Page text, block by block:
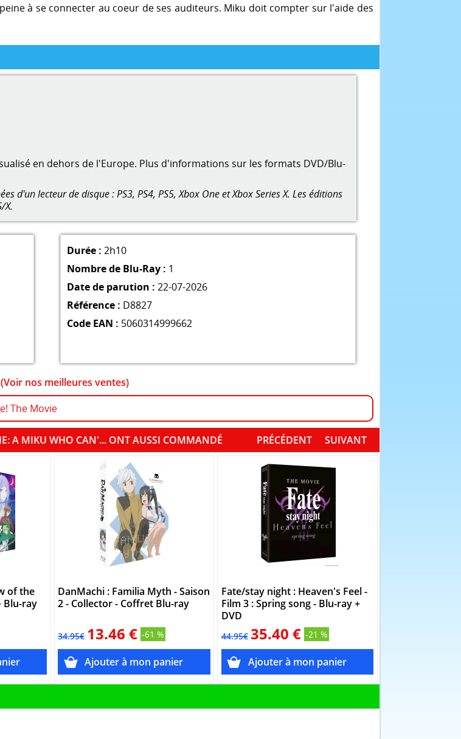
à se connecter au coeur de ses auditeurs. Miku doit compter sur l'aide des
en dehors de l'Europe. Plus d'informations sur les formats DVD/Blu-
d'un lecteur de disque : PS3, PS4, PS5, Xbox One et Xbox Series X. Les éditions
X.
Durée : 2h10
Nombre de Blu-Ray : 1
Date de parution : 22-07-2026
Référence : D8827
Code EAN : 5060314999662
(Voir nos meilleures ventes)
The Movie
A MIKU WHO CAN'... ONT AUSSI COMMANDÉ SUIVANT
PRÉCÉDENT
of the
Blu-ray
DanMachi : Familia Myth - Saison
2 - Collector - Coffret Blu-ray
34.95€ 13.46 € -61 %
Fate/stay night : Heaven's Feel -
Film 3 : Spring song - Blu-ray +
DVD
44.95€ 35.40 € -21 %